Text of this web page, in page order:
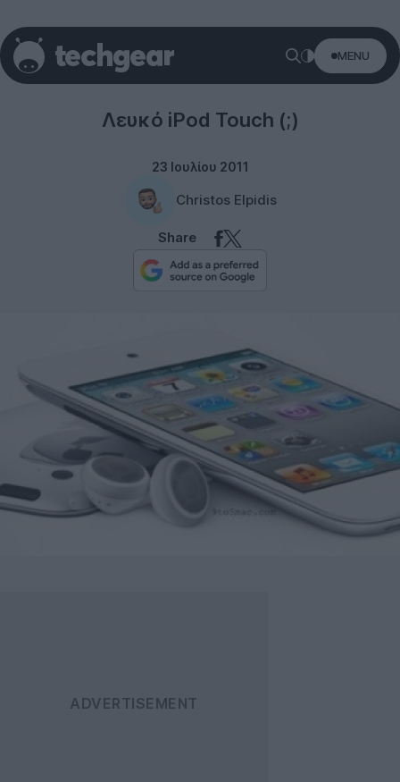
MENU
Λευκό iPod Touch (;)
23 Ιουλίου 2011
Christos Elpidis
Share